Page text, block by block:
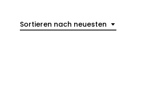
Sortieren nach neuesten